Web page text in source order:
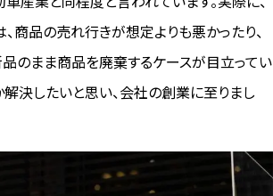
商品の売れ行きが想定よりも悪かったり、
品のまま商品を廃棄するケースが目立ってい
決したいと思い、会社の創業に至りまし